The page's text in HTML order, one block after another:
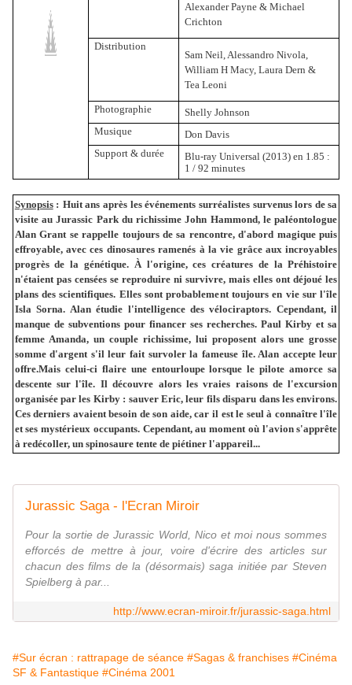
Alexander Payne & Michael
Crichton
Distribution
Sam Neil, Alessandro Nivola,
William H Macy, Laura Dern &
Tea Leoni
Photographie
Shelly Johnson
Musique
Don Davis
Support & durée
Blu-ray Universal (2013) en 1.85 :
1 / 92 minutes
Synopsis: Huit ans après les événements surréalistes survenus lors de sa
visite au Jurassic Park du richissime John Hammond, le paléontologue
Alan Grant se rappelle toujours de sa rencontre, d'abord magique puis
effroyable, avec ces dinosaures ramenés à la vie grâce aux incroyables
progrès de la génétique. À l'origine, ces créatures de la Préhistoire
n'étaient pas censées se reproduire ni survivre, mais elles ont déjoué les
plans des scientifiques. Elles sont probablement toujours en vie sur l'île
Isla Sorna. Alan étudie l'intelligence des vélociraptors. Cependant, il
manque de subventions pour financer ses recherches. Paul Kirby et sa
femme Amanda, un couple richissime, lui proposent alors une grosse
somme d'argent s'il leur fait survoler la fameuse île. Alan accepte leur
offre.Mais celui-ci flaire une entourloupe lorsque le pilote amorce sa
descente sur l'île. Il découvre alors les vraies raisons de l'excursion
organisée par les Kirby : sauver Eric, leur fils disparu dans les environs.
Ces derniers avaient besoin de son aide, car il est le seul à connaître l'île
et ses mystérieux occupants. Cependant, au moment où l'avion s'apprête
à redécoller, un spinosaure tente de piétiner l'appareil...
Jurassic Saga - l'Ecran Miroir
Pour la sortie de Jurassic World, Nico et moi nous sommes
efforcés de mettre à jour, voire d'écrire des articles sur
chacun des films de la (désormais) saga initiée par Steven
Spielberg à par...
http://www.ecran-miroir.fr/jurassic-saga.html
#Sur écran : rattrapage de séance #Sagas & franchises #Cinéma
SF & Fantastique #Cinéma 2001